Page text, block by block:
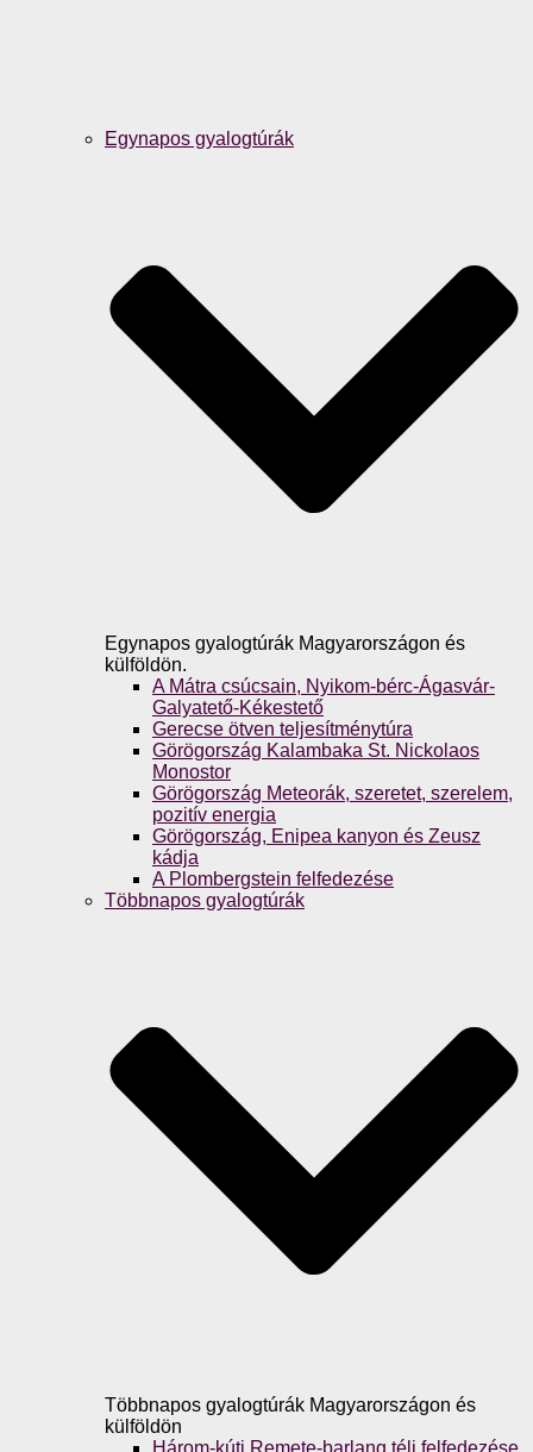
Egynapos gyalogtúrák
Egynapos gyalogtúrák Magyarországon és
külföldön.
A Mátra csúcsain, Nyikom-bérc-Ágasvár-
Galyatető-Kékestető
Gerecse ötven teljesítménytúra
Görögország Kalambaka St. Nickolaos
Monostor
Görögország Meteorák, szeretet, szerelem,
pozitív energia
Görögország, Enipea kanyon és Zeusz
kádja
A Plombergstein felfedezése
Többnapos gyalogtúrák
Többnapos gyalogtúrák Magyarországon és
külföldön